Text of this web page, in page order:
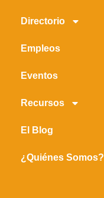
Directorio
Empleos
Eventos
Recursos
El Blog
¿Quiénes Somos?